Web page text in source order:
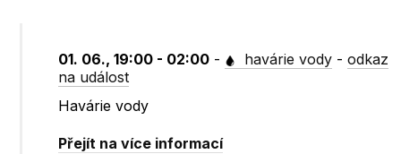
01. 06., 19:00 - 02:00 - havárie vody -odkaz
na událost
Havárie vody
Přejít na více informací